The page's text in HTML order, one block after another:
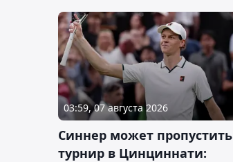
03:59, 07 августа 2026
Синнер может пропустить
турнир в Цинциннати: